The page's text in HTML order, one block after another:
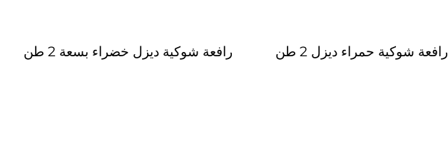
رافعة شوكية حمراء ديزل 2 طن رافعة شوكية ديزل خضراء بسعة 2 طن